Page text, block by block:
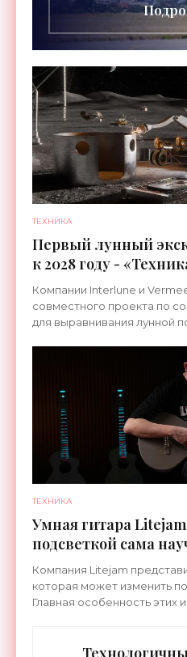
ТЕХНИКА
Первый лунный
к 2028 году -
Компании Interlune и
совместного проекта по
для выравнивания лунной
ТЕХНИКА
Умная гитара Litejam
подсветкой сама
«Гаджеты»
Компания Litejam
которая может изменить
Главная особенность этих